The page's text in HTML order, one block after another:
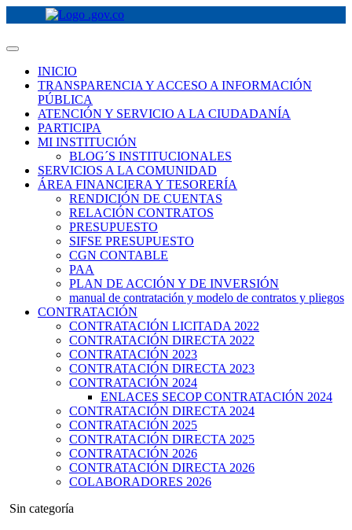
INICIO
TRANSPARENCIA Y ACCESO A INFORMACIÓN
PÚBLICA
ATENCIÓN Y SERVICIO A LA CIUDADANÍA
PARTICIPA
MI INSTITUCIÓN
BLOG´S INSTITUCIONALES
SERVICIOS A LA COMUNIDAD
ÁREA FINANCIERA Y TESORERÍA
RENDICIÓN DE CUENTAS
RELACIÓN CONTRATOS
PRESUPUESTO
SIFSE PRESUPUESTO
CGN CONTABLE
PAA
PLAN DE ACCIÓN Y DE INVERSIÓN
manual de contratación y modelo de contratos y pliegos
CONTRATACIÓN
CONTRATACIÓN LICITADA 2022
CONTRATACIÓN DIRECTA 2022
CONTRATACIÓN 2023
CONTRATACIÓN DIRECTA 2023
CONTRATACIÓN 2024
ENLACES SECOP CONTRATACIÓN 2024
CONTRATACIÓN DIRECTA 2024
CONTRATACIÓN 2025
CONTRATACIÓN DIRECTA 2025
CONTRATACIÓN 2026
CONTRATACIÓN DIRECTA 2026
COLABORADORES 2026
Posted
Sin categoría